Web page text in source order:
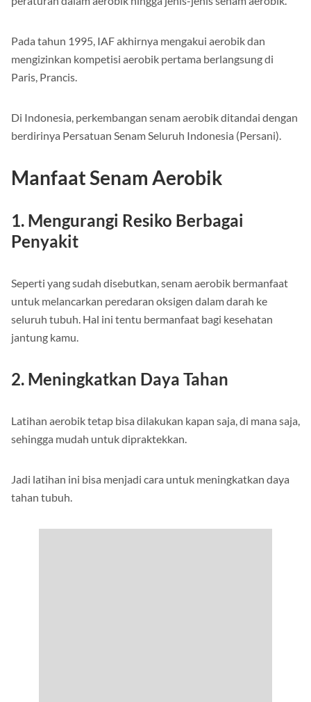
Pada tahun 1995, IAF akhirnya mengakui aerobik dan
mengizinkan kompetisi aerobik pertama berlangsung di
Paris, Prancis.
Di Indonesia, perkembangan senam aerobik ditandai dengan
berdirinya Persatuan Senam Seluruh Indonesia (Persani).
Manfaat Senam Aerobik
1. Mengurangi Resiko Berbagai
Penyakit
Seperti yang sudah disebutkan, senam aerobik bermanfaat
untuk melancarkan peredaran oksigen dalam darah ke
seluruh tubuh. Hal ini tentu bermanfaat bagi kesehatan
jantung kamu.
2. Meningkatkan Daya Tahan
Latihan aerobik tetap bisa dilakukan kapan saja, di mana saja,
sehingga mudah untuk dipraktekkan.
Jadi latihan ini bisa menjadi cara untuk meningkatkan daya
tahan tubuh.